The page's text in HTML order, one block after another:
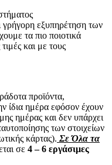
γρήγορη εξυπηρέτηση των
τα πιο ποιοτικά
και με τους
προϊόντα,
ίδια ημέρα εφόσον έχουν
ημέρας και δεν υπάρχει
των στοιχείων
κάρτας). Σε Όλα τα
σε 4 – 6 εργάσιμες